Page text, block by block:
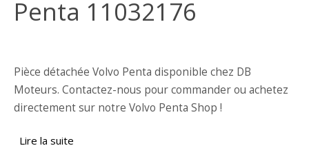
Penta 11032176
Pièce détachée Volvo Penta disponible chez DB
Moteurs. Contactez-nous pour commander ou achetez
directement sur notre Volvo Penta Shop !
Lire la suite